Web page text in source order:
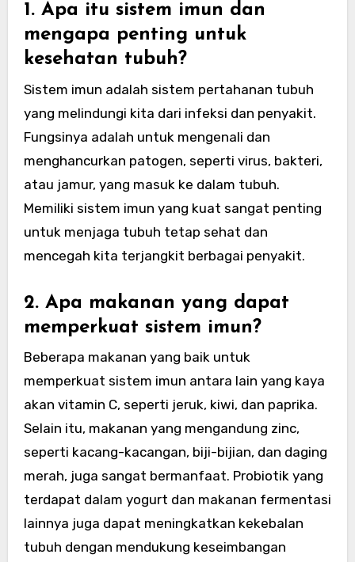
1. Apa itu sistem imun dan
mengapa penting untuk
kesehatan tubuh?
Sistem imun adalah sistem pertahanan tubuh
yang melindungi kita dari infeksi dan penyakit.
Fungsinya adalah untuk mengenali dan
menghancurkan patogen, seperti virus, bakteri,
atau jamur, yang masuk ke dalam tubuh.
Memiliki sistem imun yang kuat sangat penting
untuk menjaga tubuh tetap sehat dan
mencegah kita terjangkit berbagai penyakit.
2. Apa makanan yang dapat
memperkuat sistem imun?
Beberapa makanan yang baik untuk
memperkuat sistem imun antara lain yang kaya
akan vitamin C, seperti jeruk, kiwi, dan paprika.
Selain itu, makanan yang mengandung zinc,
seperti kacang-kacangan, biji-bijian, dan daging
merah, juga sangat bermanfaat. Probiotik yang
terdapat dalam yogurt dan makanan fermentasi
lainnya juga dapat meningkatkan kekebalan
tubuh dengan mendukung keseimbangan